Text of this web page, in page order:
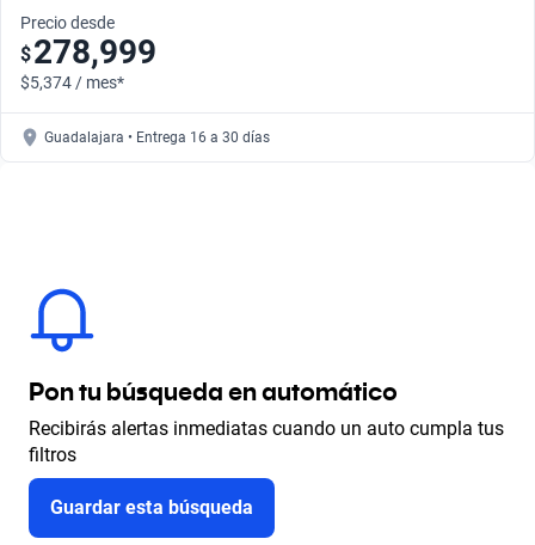
Precio desde
$278,999
$5,374 / mes*
Guadalajara • Entrega 16 a 30 días
Pon tu búsqueda en automático
Recibirás alertas inmediatas cuando un auto cumpla tus
filtros
Guardar esta búsqueda